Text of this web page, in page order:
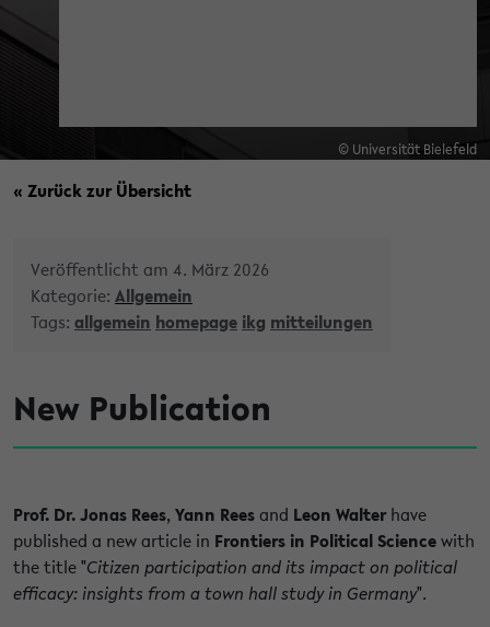
© Universität Bielefeld
« Zurück zur Übersicht
Veröffentlicht am 4. März 2026
Kategorie: Allgemein
Tags: allgemein homepage ikg mitteilungen
New Publication
Prof. Dr. Jonas Rees, Yann Reesand Leon Walterhave
published a new article in Frontiers in Political Sciencewith
the title "Citizen participation and its impact on political
efficacy: insights from a town hall study in Germany".